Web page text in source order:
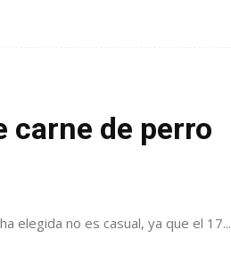
carne de perro
elegida no es casual, ya que el 17...